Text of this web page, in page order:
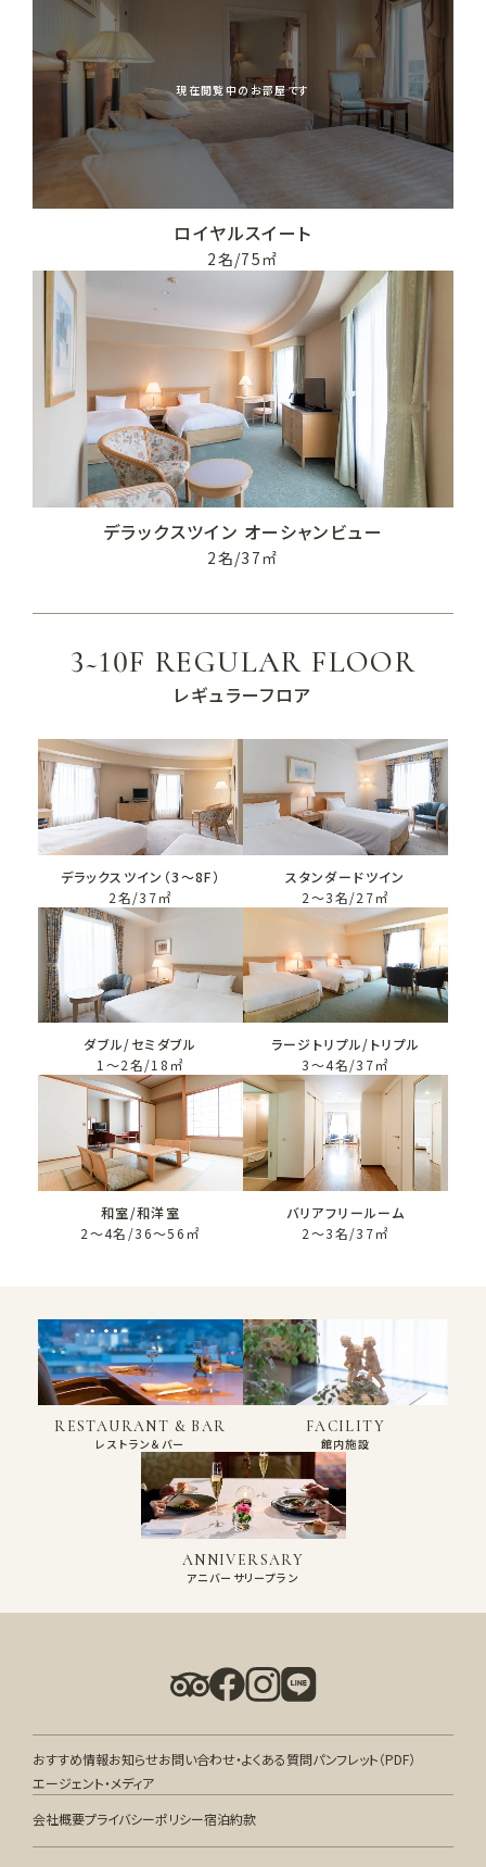
現在閲覧中のお部屋です
ロイヤルスイート
2名/75㎡
デラックスツイン オーシャンビュー
2名/37㎡
3~10F REGULAR FLOOR
レギュラーフロア
デラックスツイン（3～8F）
2名/37㎡
スタンダードツイン
2～3名/27㎡
ダブル/セミダブル
1～2名/18㎡
ラージトリプル/トリプル
3～4名/37㎡
和室/和洋室
2～4名/36～56㎡
バリアフリールーム
2～3名/37㎡
RESTAURANT & BAR
レストラン＆バー
FACILITY
館内施設
ANNIVERSARY
アニバーサリープラン
おすすめ情報お知らせお問い合わせ・よくある質問パンフレット（PDF）
エージェント・メディア
会社概要プライバシーポリシー宿泊約款